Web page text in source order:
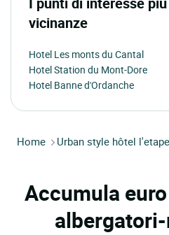
vicinanze
Hotel Les monts du Cantal
Hotel Station du Mont-Dore
Hotel Banne d'Ordanche
Home Urban style hôtel l'etape
Accumula